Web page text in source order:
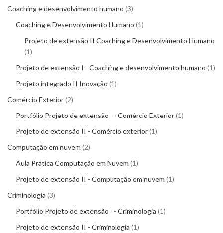
Coaching e desenvolvimento humano 3
Coaching e Desenvolvimento Humano 1
Projeto de extensão II Coaching e Desenvolvimento Humano
1
Projeto de extensão I - Coaching e desenvolvimento humano 1
Projeto integrado II Inovação 1
Comércio Exterior 2
Portfólio Projeto de extensão I - Comércio Exterior 1
Projeto de extensão II - Comércio exterior 1
Computação em nuvem 2
Aula Prática Computação em Nuvem 1
Projeto de extensão II - Computação em nuvem 1
Criminologia 3
Portfólio Projeto de extensão I - Criminologia 1
Projeto de extensão II - Criminologia 1